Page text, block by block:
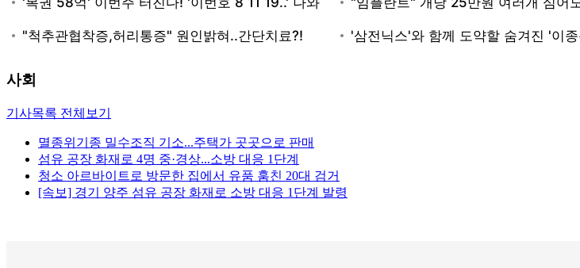
사회
기사목록 전체보기
멸종위기종 밀수조직 기소...주택가 곳곳으로 판매
섬유 공장 화재로 4명 중·경상...소방 대응 1단계
청소 아르바이트로 방문한 집에서 유품 훔친 20대 검거
[속보] 경기 양주 섬유 공장 화재로 소방 대응 1단계 발령